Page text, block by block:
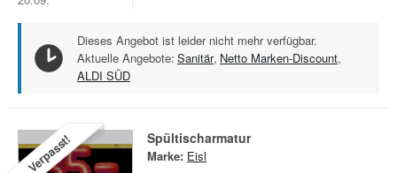
Dieses Angebot ist leider nicht mehr verfügbar.
Aktuelle Angebote: Sanitär, Netto Marken-Discount,
ALDI SÜD
Verpasst! Spültischarmatur
Marke: Eisl